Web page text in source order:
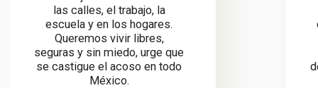
las calles, el trabajo, la
escuela y en los hogares.
Queremos vivir libres,
seguras y sin miedo, urge que
se castigue el acoso en todo
México.